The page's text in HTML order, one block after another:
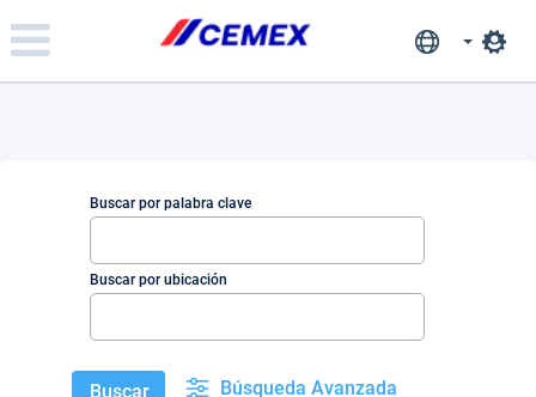
note:
This
website
Buscar por palabra clave
Buscar por ubicación
Búsqueda Avanzada